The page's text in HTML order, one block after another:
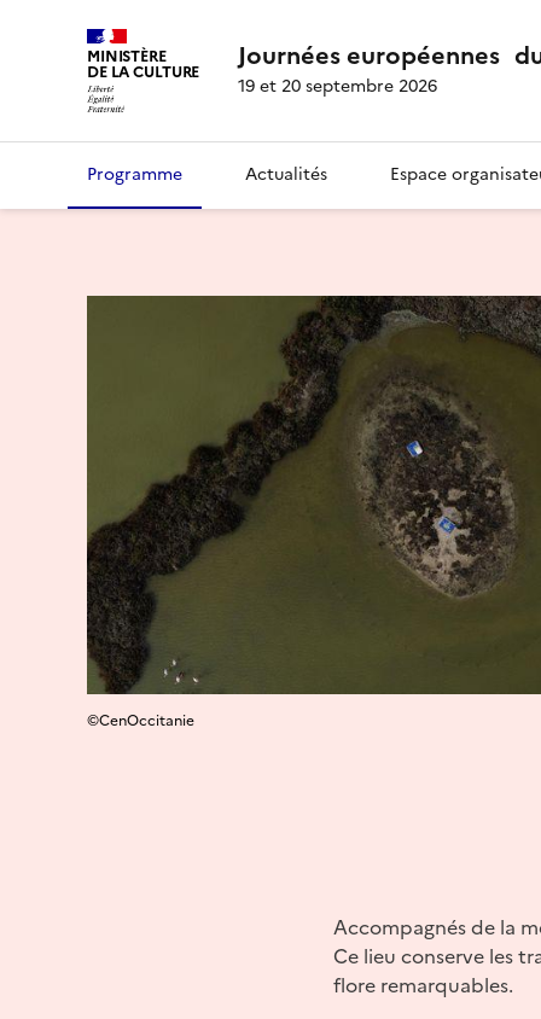
MINISTÈRE
DE LA CULTURE Journées européennes
19 et 20 septembre 2026
Programme Actualités Espace
©CenOccitanie
Accompagnés de la
Ce lieu conserve les
flore remarquables.